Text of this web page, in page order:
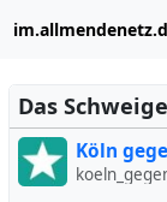
Das
Köln